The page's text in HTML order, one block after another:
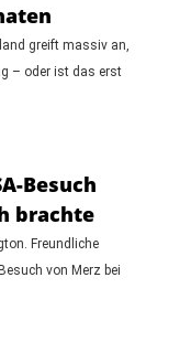
greift massiv an,
– oder ist das erst
Besuch
brachte
Freundliche
von Merz bei